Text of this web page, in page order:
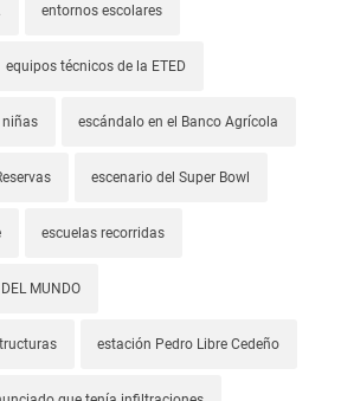
entornos escolares
equipos técnicos de la ETED
niñas escándalo en el Banco Agrícola
escenario del Super Bowl
escuelas recorridas
MUNDO
estación Pedro Libre Cedeño